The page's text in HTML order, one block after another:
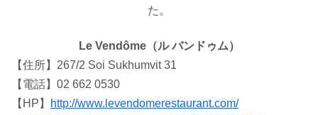
た。
Le Vendôme（ル バンドゥム）
【住所】 267/2 Soi Sukhumvit 31
【電話】 02 662 0530
【 HP 】
http://www.levendomerestaurant.com/